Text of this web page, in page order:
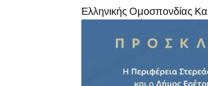
Ελληνικής Ομοσπονδίας